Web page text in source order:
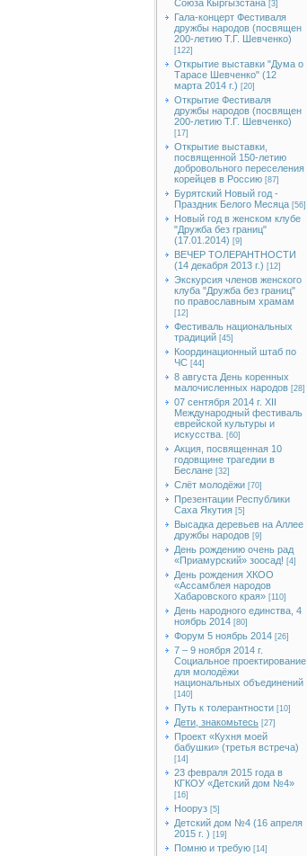
Союза Кыргызстана [3]
Гала-концерт Фестиваля
дружбы народов (посвящен
200-летию Т.Г. Шевченко)
[122]
Открытие выставки "Дума о
Тарасе Шевченко" (12
марта 2014 г.) [20]
Открытие Фестиваля
дружбы народов (посвящен
200-летию Т.Г. Шевченко)
[17]
Открытие выставки,
посвященной 150-летию
добровольного переселения
корейцев в Россию [87]
Бурятский Новый год -
Праздник Белого Месяца [56]
Новый год в женском клубе
"Дружба без границ"
(17.01.2014) [9]
ВЕЧЕР ТОЛЕРАНТНОСТИ
(14 декабря 2013 г.) [12]
Экскурсия членов женского
клуба "Дружба без границ"
по православным храмам
[12]
Фестиваль национальных
традиций [45]
Координационный штаб по
ЧС [44]
8 августа День коренных
малочисленных народов [28]
07 сентября 2014 г. XII
Международный фестиваль
еврейской культуры и
искусства.
[60]
Акция, посвященная 10
годовщине трагедии в
Беслане [32]
Слёт молодёжи [70]
Презентации Республики
Саха Якутия [5]
Высадка деревьев на Аллее
дружбы народов [9]
День рождению очень рад
«Приамурский» зоосад! [4]
День рождения ХКОО
«Ассамблея народов
Хабаровского края» [110]
День народного единства, 4
ноябрь 2014 [80]
Форум 5 ноябрь 2014 [26]
7 – 9 ноября 2014 г.
Социальное проектирование
для молодёжи
национальных объединений
[140]
Путь к толерантности [10]
Дети, знакомьтесь [27]
Проект «Кухня моей
бабушки» (третья встреча)
[14]
23 февраля 2015 года в
КГКОУ «Детский дом №4»
[16]
Нооруз [5]
Детский дом №4 (16 апреля
2015 г. ) [19]
Помню и требую [14]